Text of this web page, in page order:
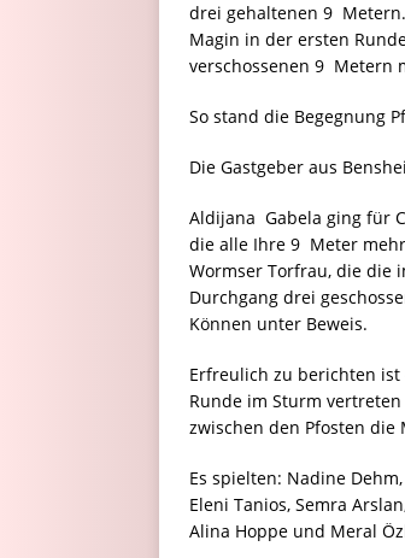
drei gehaltenen 9 
Magin in der ersten
verschossenen 9 
So stand die Begegnung
Die Gastgeber aus
Aldijana Gabela ging für
die alle Ihre 9  Meter
Wormser Torfrau, die die
Durchgang drei
Können unter Beweis.
Erfreulich zu berichten ist
Runde im Sturm
zwischen den Pfosten
Es spielten: Nadine
Eleni Tanios, Semra
Alina Hoppe und Meral